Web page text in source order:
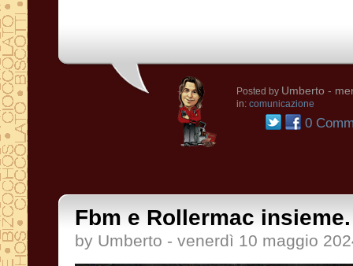
Posted by Umberto -
in: comunicazione
0
Fbm e Rollermac insieme.
by Umberto - venerdì 10 maggio